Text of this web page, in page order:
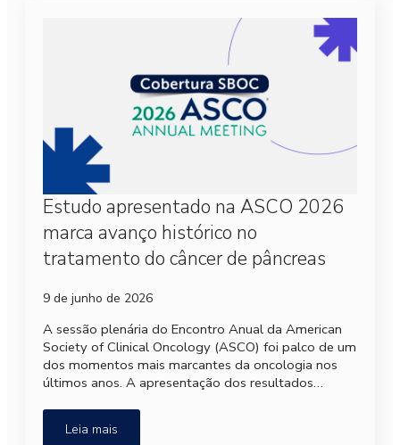
Estudo apresentado na ASCO 2026
marca avanço histórico no
tratamento do câncer de pâncreas
9 de junho de 2026
A sessão plenária do Encontro Anual da American
Society of Clinical Oncology (ASCO) foi palco de um
dos momentos mais marcantes da oncologia nos
últimos anos. A apresentação dos resultados…
Leia mais